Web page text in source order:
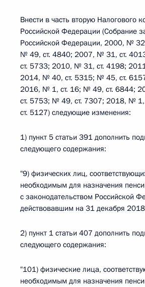
Внести в часть вторую Налогового
Российской Федерации (Собрание
Российской Федерации, 2000, №
№ 49, ст. 4840; 2007, № 31, ст.
ст. 5733; 2010, № 31, ст. 4198;
2014, № 40, ст. 5315; № 45, ст.
2016, № 1, ст. 16; № 49, ст. 6844;
ст. 5753; № 49, ст. 7307; 2018, №
ст. 5127) следующие изменения:
1) пункт 5 статьи 391 дополнить
следующего содержания:
"9) физических лиц,
необходимым для назначения
с законодательством Российской
действовавшим на 31 декабря
2) пункт 1 статьи 407 дополнить
следующего содержания:
"101) физические лица,
необходимым для назначения